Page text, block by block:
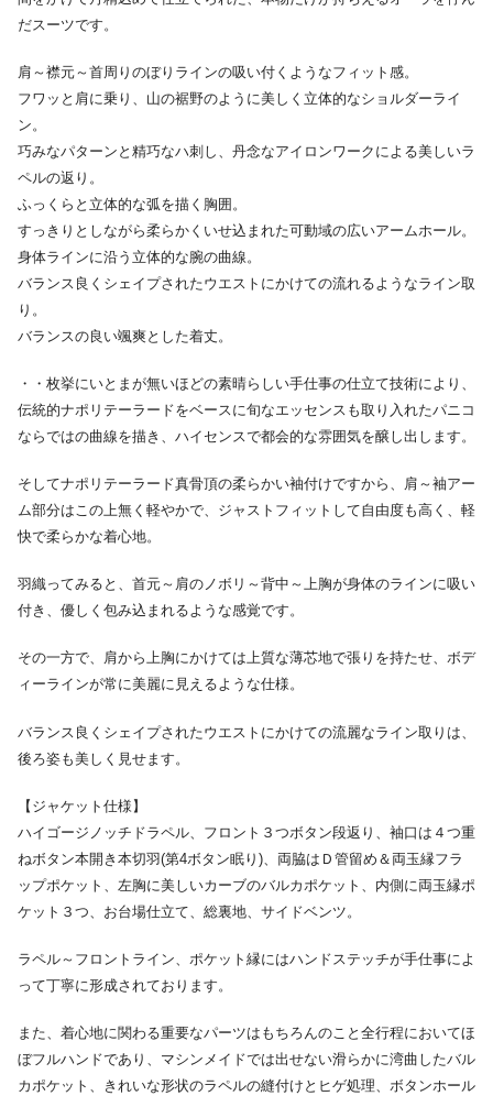
だスーツです。
肩～襟元～首周りのぼりラインの吸い付くようなフィット感。
フワッと肩に乗り、山の裾野のように美しく立体的なショルダーライ
ン。
巧みなパターンと精巧なハ刺し、丹念なアイロンワークによる美しいラ
ペルの返り。
ふっくらと立体的な弧を描く胸囲。
すっきりとしながら柔らかくいせ込まれた可動域の広いアームホール。
身体ラインに沿う立体的な腕の曲線。
バランス良くシェイプされたウエストにかけての流れるようなライン取
り。
バランスの良い颯爽とした着丈。
・・枚挙にいとまが無いほどの素晴らしい手仕事の仕立て技術により、
伝統的ナポリテーラードをベースに旬なエッセンスも取り入れたパニコ
ならではの曲線を描き、ハイセンスで都会的な雰囲気を醸し出します。
そしてナポリテーラード真骨頂の柔らかい袖付けですから、肩～袖アー
ム部分はこの上無く軽やかで、ジャストフィットして自由度も高く、軽
快で柔らかな着心地。
羽織ってみると、首元～肩のノボリ～背中～上胸が身体のラインに吸い
付き、優しく包み込まれるような感覚です。
その一方で、肩から上胸にかけては上質な薄芯地で張りを持たせ、ボデ
ィーラインが常に美麗に見えるような仕様。
バランス良くシェイプされたウエストにかけての流麗なライン取りは、
後ろ姿も美しく見せます。
【ジャケット仕様】
ハイゴージノッチドラペル、フロント３つボタン段返り、袖口は４つ重
ねボタン本開き本切羽(第4ボタン眠り)、両脇はＤ管留め＆両玉縁フラ
ップポケット、左胸に美しいカーブのバルカポケット、内側に両玉縁ポ
ケット３つ、お台場仕立て、総裏地、サイドベンツ。
ラペル～フロントライン、ポケット縁にはハンドステッチが手仕事によ
って丁寧に形成されております。
また、着心地に関わる重要なパーツはもちろんのこと全行程においてほ
ぼフルハンドであり、マシンメイドでは出せない滑らかに湾曲したバル
カポケット、きれいな形状のラペルの縫付けとヒゲ処理、ボタンホール